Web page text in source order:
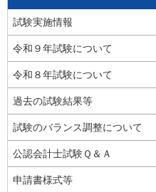
試験実施情報
令和９年試験について
令和８年試験について
過去の試験結果等
試験のバランス調整について
公認会計士試験Ｑ＆Ａ
申請書様式等